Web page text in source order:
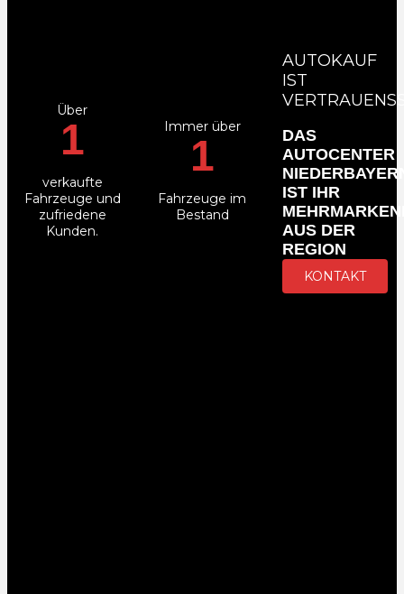
Über
1
verkaufte
Fahrzeuge und
zufriedene
Kunden.
Immer über
1
Fahrzeuge im
Bestand
AUTOKAUF
IST
DAS
AUTOCENTER
IST IHR
AUS DER
REGION
KONTAKT